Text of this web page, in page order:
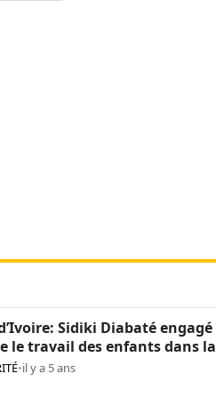
Sidiki Diabaté engagé
le travail des enfants dans la
•il y a 5 ans